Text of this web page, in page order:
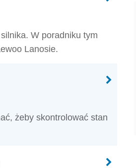
W poradniku tym
Lanosie.
żeby skontrolować stan